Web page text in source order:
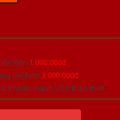
đến 1.000.000đ
lớn hơn 3.000.000đ
khoản thành viên thân thiết